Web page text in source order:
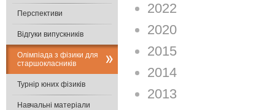
2022
2020
2015
2014
2013
Перспективи
Відгуки випускників
Олімпіада з фізики для
старшокласників
Турнір юних фізиків
Навчальні матеріали